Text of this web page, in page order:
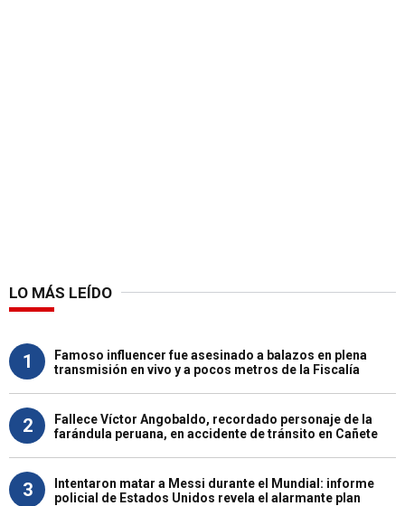
LO MÁS LEÍDO
1
Famoso influencer fue asesinado a balazos en plena
transmisión en vivo y a pocos metros de la Fiscalía
2
Fallece Víctor Angobaldo, recordado personaje de la
farándula peruana, en accidente de tránsito en Cañete
3
Intentaron matar a Messi durante el Mundial: informe
policial de Estados Unidos revela el alarmante plan